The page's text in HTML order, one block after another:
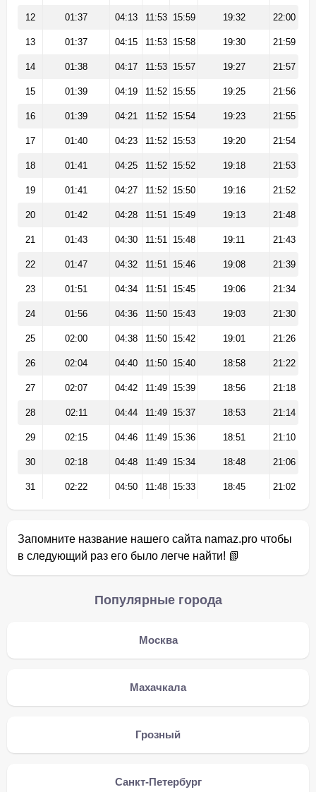
12 01:37 04:13 11:53 15:59 19:32 22:00
13 01:37 04:15 11:53 15:58 19:30 21:59
14 01:38 04:17 11:53 15:57 19:27 21:57
15 01:39 04:19 11:52 15:55 19:25 21:56
16 01:39 04:21 11:52 15:54 19:23 21:55
17 01:40 04:23 11:52 15:53 19:20 21:54
18 01:41 04:25 11:52 15:52 19:18 21:53
19 01:41 04:27 11:52 15:50 19:16 21:52
20 01:42 04:28 11:51 15:49 19:13 21:48
21 01:43 04:30 11:51 15:48 19:11 21:43
22 01:47 04:32 11:51 15:46 19:08 21:39
23 01:51 04:34 11:51 15:45 19:06 21:34
24 01:56 04:36 11:50 15:43 19:03 21:30
25 02:00 04:38 11:50 15:42 19:01 21:26
26 02:04 04:40 11:50 15:40 18:58 21:22
27 02:07 04:42 11:49 15:39 18:56 21:18
28 02:11 04:44 11:49 15:37 18:53 21:14
29 02:15 04:46 11:49 15:36 18:51 21:10
30 02:18 04:48 11:49 15:34 18:48 21:06
31 02:22 04:50 11:48 15:33 18:45 21:02
Запомните название нашего сайта namaz.pro чтобы
в следующий раз его было легче найти! 📗
Популярные города
Москва
Махачкала
Грозный
Санкт-Петербург